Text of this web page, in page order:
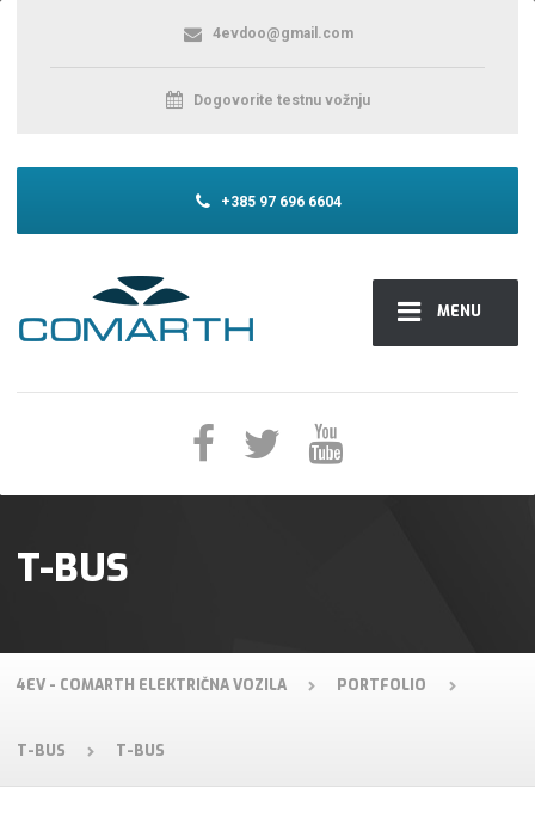
MENU
4evdoo@gmail.com
Dogovorite testnu vožnju
+385 97 696 6604
T-BUS
4EV - COMARTH ELEKTRIČNA VOZILA PORTFOLIO
T-BUS T-BUS